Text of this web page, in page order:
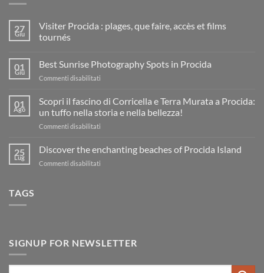
27
Giu
Visiter Procida : plages, que faire, accès et films
tournés
su
Procida
que
faire,
accès
et
01
Giu
Best Sunrise Photography Spots in Procida
Commenti disabilitati
Sunrise
Spots
01
Ago
Scopri il fascino di Corricella e Terra Murata a Procida:
un tuffo nella storia e nella bellezza!
Commenti disabilitati
tuffo
storia
25
Lug
Discover the enchanting beaches of Procida Island
Commenti disabilitati
TAGS
SIGNUP FOR NEWSLETTER